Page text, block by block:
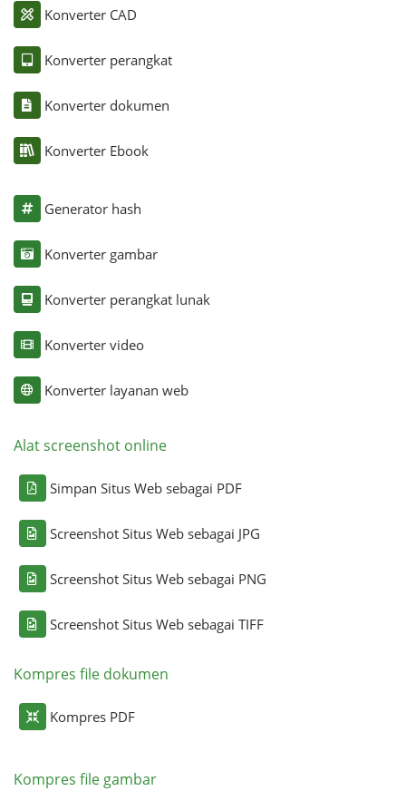
Konverter CAD
Konverter perangkat
Konverter dokumen
Konverter Ebook
Generator hash
Konverter gambar
Konverter perangkat lunak
Konverter video
Konverter layanan web
Alat screenshot online
Simpan Situs Web sebagai PDF
Screenshot Situs Web sebagai JPG
Screenshot Situs Web sebagai PNG
Screenshot Situs Web sebagai TIFF
Kompres file dokumen
Kompres PDF
Kompres file gambar